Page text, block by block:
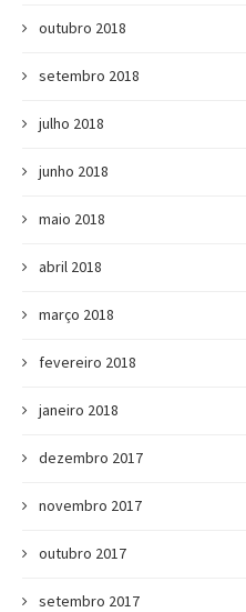
outubro 2018
setembro 2018
julho 2018
junho 2018
maio 2018
abril 2018
março 2018
fevereiro 2018
janeiro 2018
dezembro 2017
novembro 2017
outubro 2017
setembro 2017